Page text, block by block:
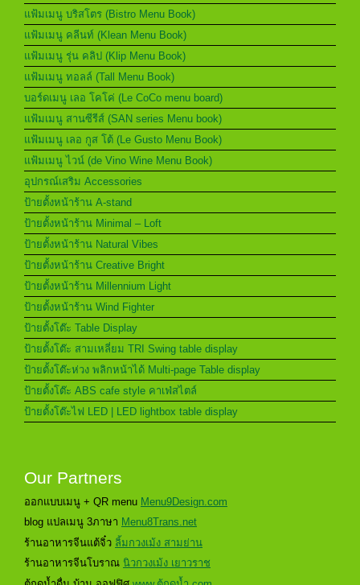
แฟ้มเมนู บริสโตร (Bistro Menu Book)
แฟ้มเมนู คลีนท์ (Klean Menu Book)
แฟ้มเมนู รุ่น คลิป (Klip Menu Book)
แฟ้มเมนู ทอลล์ (Tall Menu Book)
บอร์ดเมนู เลอ โคโค่ (Le CoCo menu board)
แฟ้มเมนู สานซีรีส์ (SAN series Menu book)
แฟ้มเมนู เลอ กูส โต้ (Le Gusto Menu Book)
แฟ้มเมนู ไวน์ (de Vino Wine Menu Book)
อุปกรณ์เสริม Accessories
ป้ายตั้งหน้าร้าน A-stand
ป้ายตั้งหน้าร้าน Minimal – Loft
ป้ายตั้งหน้าร้าน Natural Vibes
ป้ายตั้งหน้าร้าน Creative Bright
ป้ายตั้งหน้าร้าน Millennium Light
ป้ายตั้งหน้าร้าน Wind Fighter
ป้ายตั้งโต๊ะ Table Display
ป้ายตั้งโต๊ะ สามเหลี่ยม TRI Swing table display
ป้ายตั้งโต๊ะห่วง พลิกหน้าได้ Multi-page Table display
ป้ายตั้งโต๊ะ ABS cafe style คาเฟ่สไตล์
ป้ายตั้งโต๊ะไฟ LED | LED lightbox table display
Our Partners
ออกแบบเมนู + QR menu Menu9Design.com
blog แปลเมนู 3ภาษา Menu8Trans.net
ร้านอาหารจีนแต้จิ๋ว ลิ้มกวงเม้ง สามย่าน
ร้านอาหารจีนโบราณ นิวกวงเม้ง เยาวราช